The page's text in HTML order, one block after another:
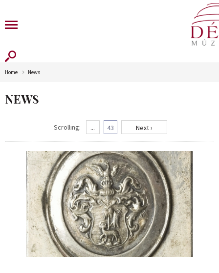
Home News
NEWS
Scrolling: ... 43 Next ›